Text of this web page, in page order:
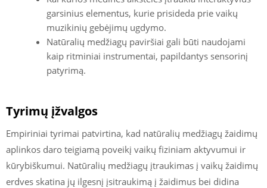
garsinius elementus, kurie prisideda prie vaikų
muzikinių gebėjimų ugdymo.
Natūralių medžiagų paviršiai gali būti naudojami
kaip ritminiai instrumentai, papildantys sensorinį
patyrimą.
Tyrimų įžvalgos
Empiriniai tyrimai patvirtina, kad natūralių medžiagų žaidimų
aplinkos daro teigiamą poveikį vaikų fiziniam aktyvumui ir
kūrybiškumui. Natūralių medžiagų įtraukimas į vaikų žaidimų
erdves skatina jų ilgesnį įsitraukimą į žaidimus bei didina